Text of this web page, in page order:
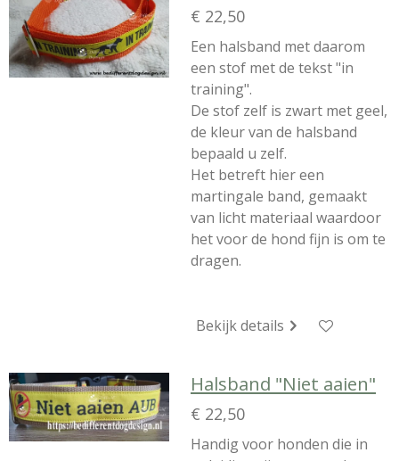
€ 22,50
Een halsband met daarom
een stof met de tekst "in
training".
De stof zelf is zwart met geel,
de kleur van de halsband
bepaald u zelf.
Het betreft hier een
martingale band, gemaakt
van licht materiaal waardoor
het voor de hond fijn is om te
dragen.
Bekijk details
Halsband "Niet aaien"
€ 22,50
Handig voor honden die in